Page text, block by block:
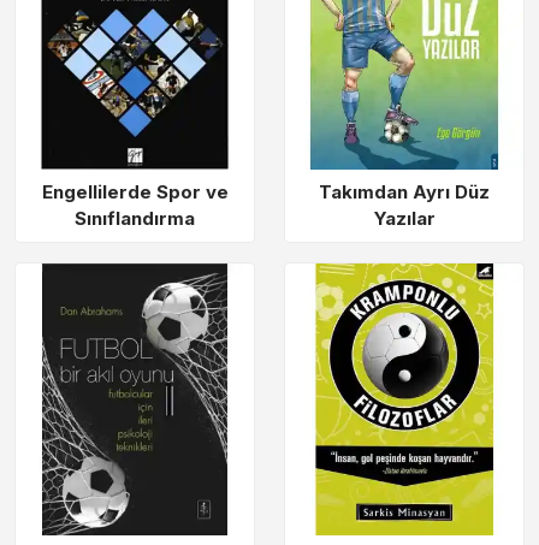
Engellilerde Spor ve
Sınıflandırma
Takımdan Ayrı Düz
Yazılar